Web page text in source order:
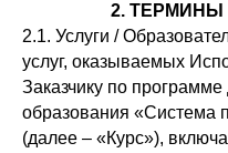
2. ТЕРМИНЫ
2.1. Услуги /
услуг, оказываемых
Заказчику по программе
образования «Система
(далее – «Курс»),